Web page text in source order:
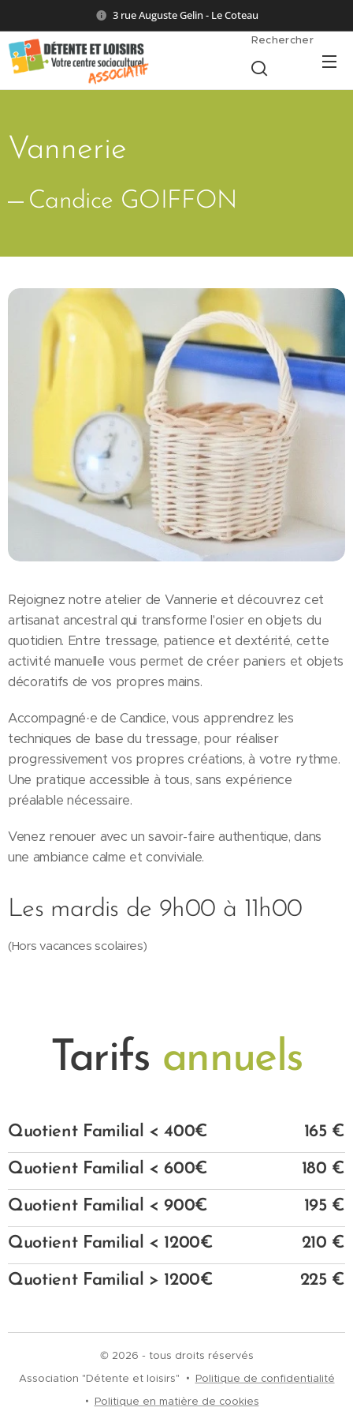
3 rue Auguste Gelin - Le Coteau
Rechercher
Vannerie
Candice GOIFFON
Rejoignez notre atelier de Vannerie et découvrez cet
artisanat ancestral qui transforme l'osier en objets du
quotidien. Entre tressage, patience et dextérité, cette
activité manuelle vous permet de créer paniers et objets
décoratifs de vos propres mains.
Accompagné·e de Candice, vous apprendrez les
techniques de base du tressage, pour réaliser
progressivement vos propres créations, à votre rythme.
Une pratique accessible à tous, sans expérience
préalable nécessaire.
Venez renouer avec un savoir-faire authentique, dans
une ambiance calme et conviviale.
Les mardis de 9h00 à 11h00
(Hors vacances scolaires)
Tarifs annuels
Quotient Familial < 400€ 165 €
Quotient Familial < 600€ 180 €
Quotient Familial < 900€ 195 €
Quotient Familial < 1200€ 210 €
Quotient Familial > 1200€ 225 €
© 2026 - tous droits réservés
Association "Détente et loisirs"
Politique de confidentialité
Politique en matière de cookies